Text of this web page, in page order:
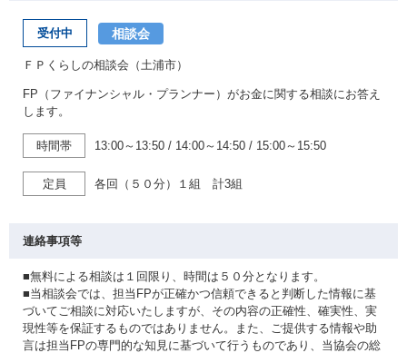
受付中 相談会
ＦＰくらしの相談会（土浦市）
FP（ファイナンシャル・プランナー）がお金に関する相談にお答え
します。
時間帯 13:00～13:50 / 14:00～14:50 / 15:00～15:50
定員 各回（５０分）１組 計3組
連絡事項等
■無料による相談は１回限り、時間は５０分となります。
■当相談会では、担当FPが正確かつ信頼できると判断した情報に基
づいてご相談に対応いたしますが、その内容の正確性、確実性、実
現性等を保証するものではありません。また、ご提供する情報や助
言は担当FPの専門的な知⾒に基づいて⾏うものであり、当協会の総